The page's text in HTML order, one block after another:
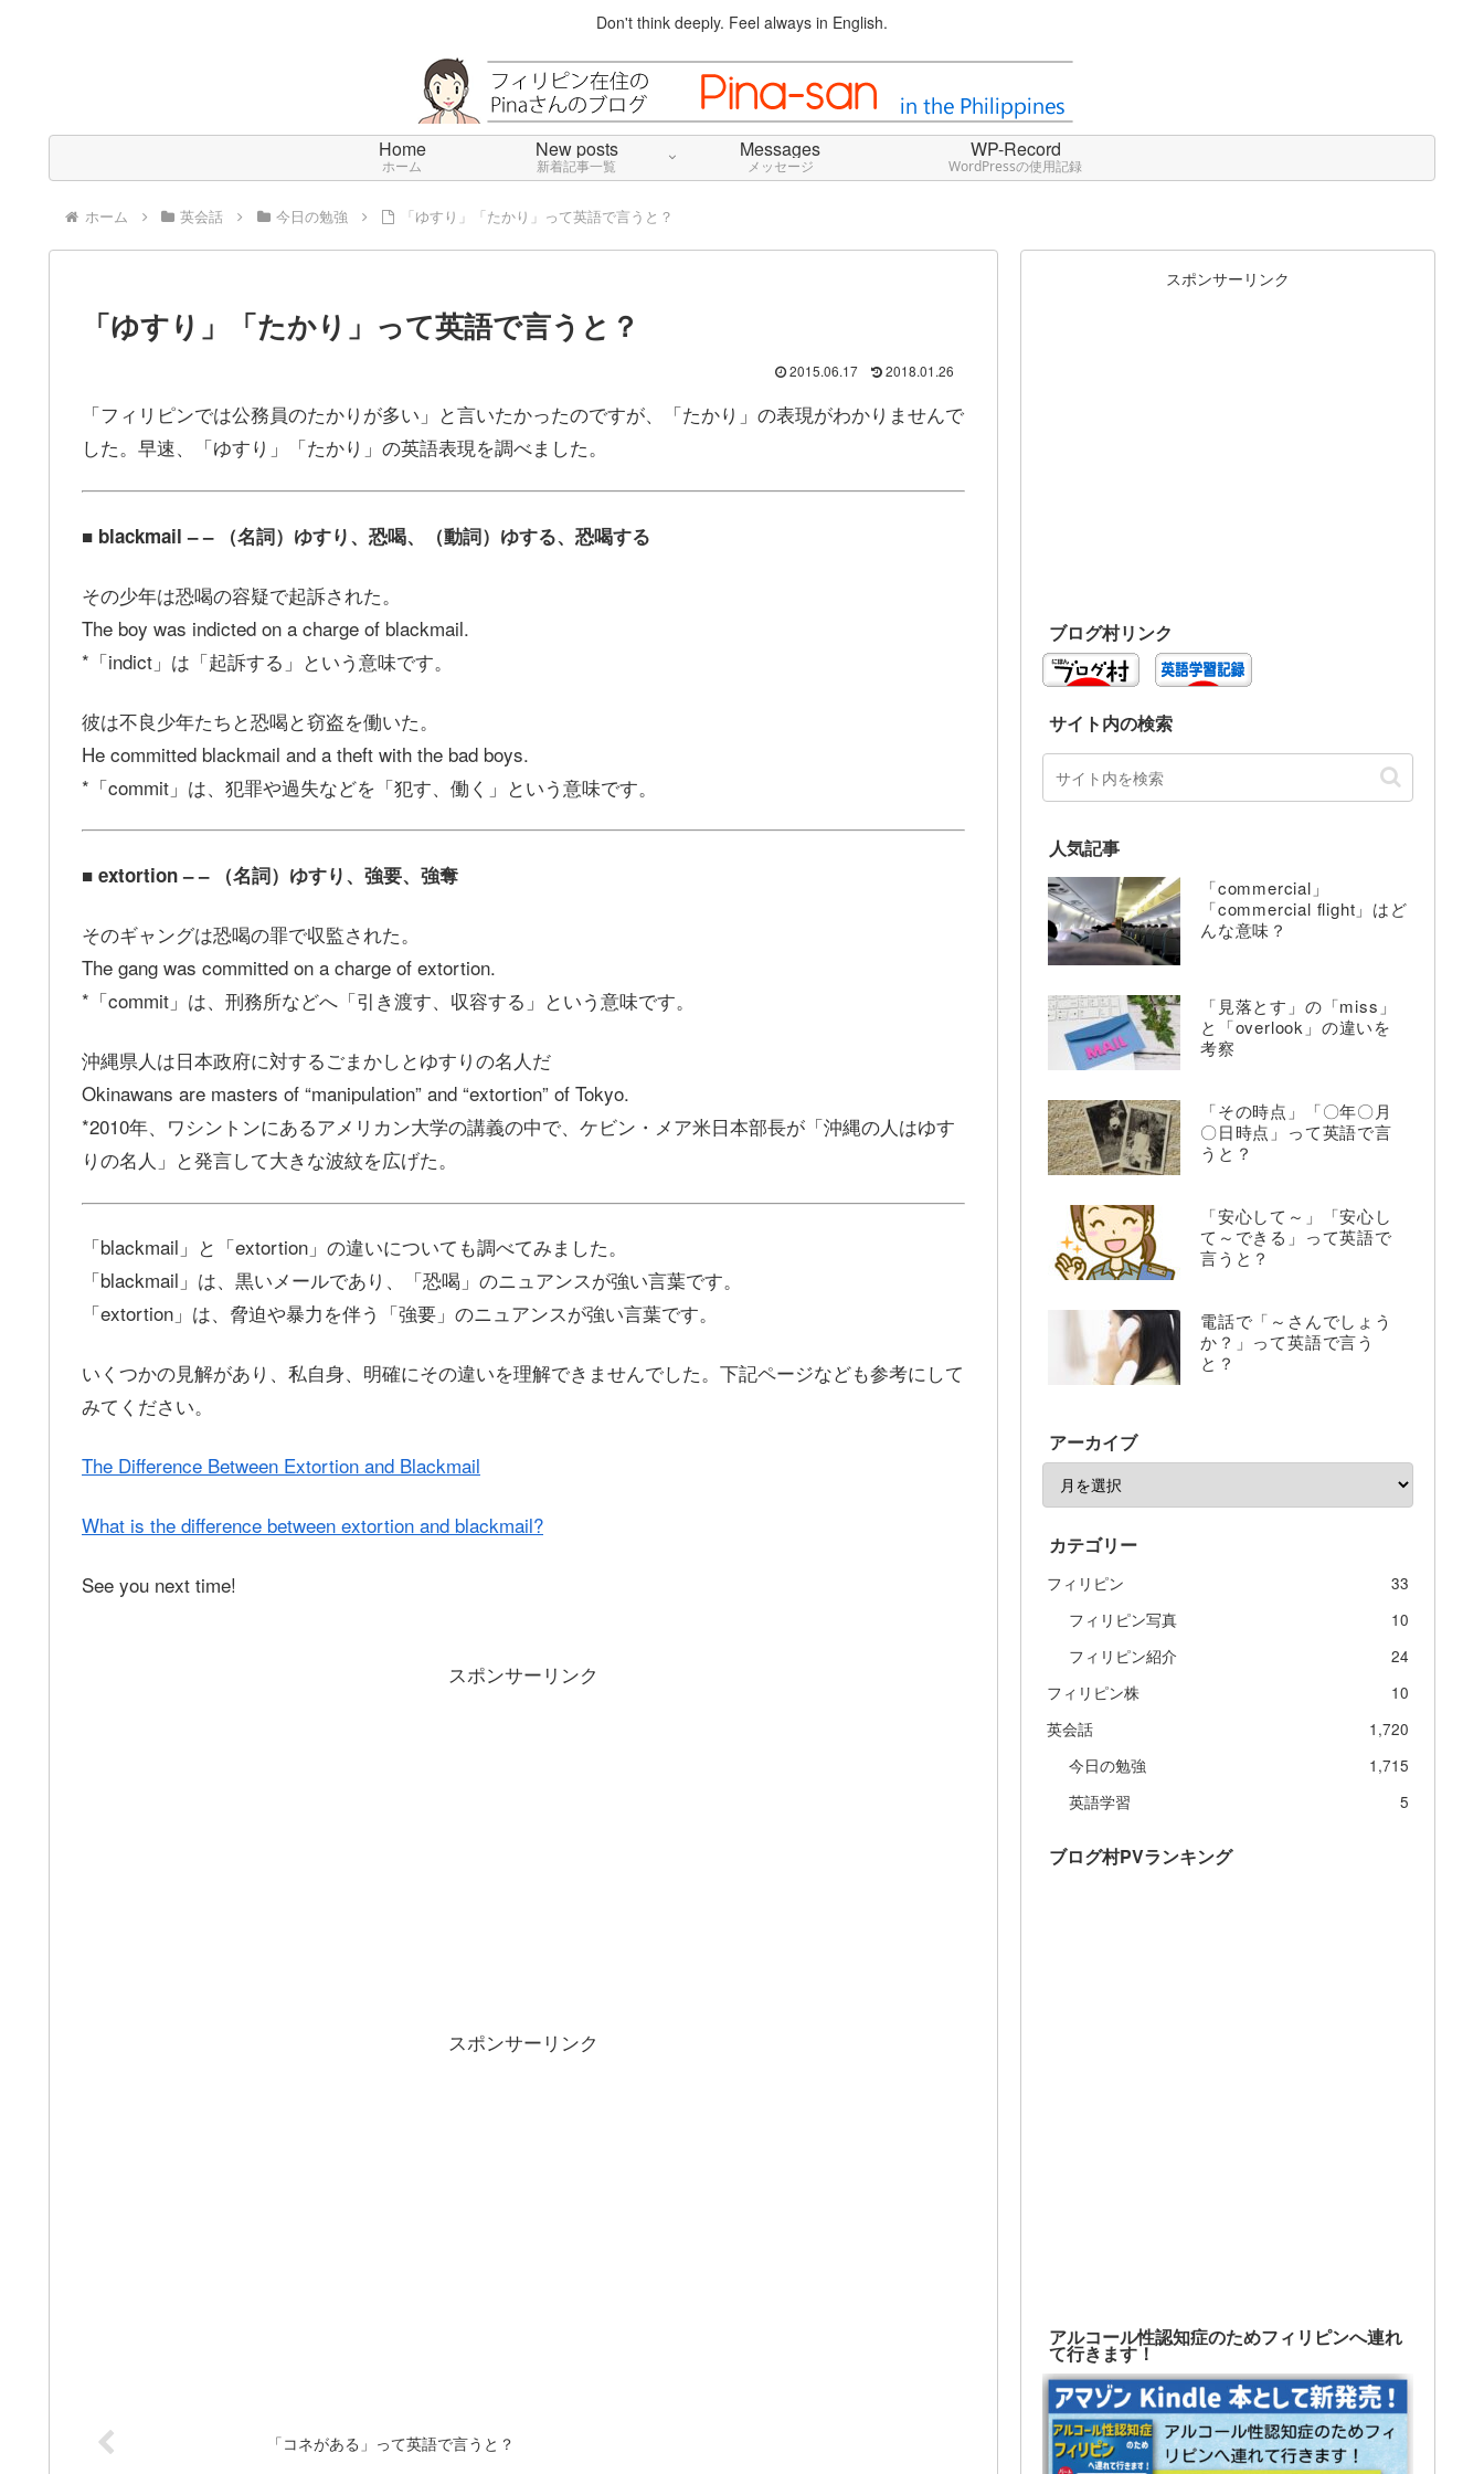
Don't think deeply. Feel always in English.
Home
ホーム
New posts
新着記事一覧
Messages
メッセージ
WP-Record
WordPressの使用記録
ホーム 英会話 今日の勉強 「ゆすり」「たかり」って英語で言うと？
「ゆすり」「たかり」って英語で言うと？
2015.06.17 2018.01.26
「フィリピンでは公務員のたかりが多い」と言いたかったのですが、「たかり」の表現がわかりませんで
した。早速、「ゆすり」「たかり」の英語表現を調べました。
■ blackmail – – （名詞）ゆすり、恐喝、（動詞）ゆする、恐喝する
その少年は恐喝の容疑で起訴された。
The boy was indicted on a charge of blackmail.
*「indict」は「起訴する」という意味です。
彼は不良少年たちと恐喝と窃盗を働いた。
He committed blackmail and a theft with the bad boys.
*「commit」は、犯罪や過失などを「犯す、働く」という意味です。
■ extortion – – （名詞）ゆすり、強要、強奪
そのギャングは恐喝の罪で収監された。
The gang was committed on a charge of extortion.
*「commit」は、刑務所などへ「引き渡す、収容する」という意味です。
沖縄県人は日本政府に対するごまかしとゆすりの名人だ
Okinawans are masters of “manipulation” and “extortion” of Tokyo.
*2010年、ワシントンにあるアメリカン大学の講義の中で、ケビン・メア米日本部長が「沖縄の人はゆす
りの名人」と発言して大きな波紋を広げた。
「blackmail」と「extortion」の違いについても調べてみました。
「blackmail」は、黒いメールであり、「恐喝」のニュアンスが強い言葉です。
「extortion」は、脅迫や暴力を伴う「強要」のニュアンスが強い言葉です。
いくつかの見解があり、私自身、明確にその違いを理解できませんでした。下記ページなども参考にして
みてください。
The Difference Between Extortion and Blackmail
What is the difference between extortion and blackmail?
See you next time!
スポンサーリンク
スポンサーリンク
「コネがある」って英語で言うと？
スポンサーリンク
ブログ村リンク
サイト内の検索
人気記事
「commercial」
「commercial flight」はど
んな意味？
「見落とす」の「miss」
と「overlook」の違いを
考察
「その時点」「〇年〇月
〇日時点」って英語で言
うと？
「安心して～」「安心し
て～できる」って英語で
言うと？
電話で「～さんでしょう
か？」って英語で言う
と？
アーカイブ
カテゴリー
フィリピン
33
フィリピン写真
10
フィリピン紹介
24
フィリピン株
10
英会話
1,720
今日の勉強
1,715
英語学習
5
ブログ村PVランキング
アルコール性認知症のためフィリピンへ連れ
て行きます！